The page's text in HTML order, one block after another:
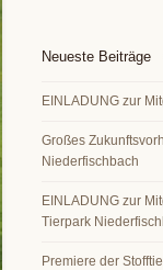
Neueste Beiträge
EINLADUNG zur
Großes
Niederfischbach
EINLADUNG zur
Tierpark
Premiere der